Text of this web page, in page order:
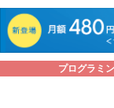
プログラミ